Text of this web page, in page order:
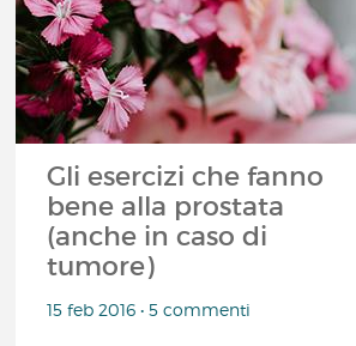
Gli esercizi che fanno
bene alla prostata
(anche in caso di
tumore)
15 feb 2016 • 5 commenti